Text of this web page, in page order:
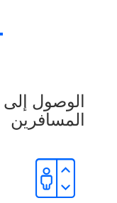
المسافرين